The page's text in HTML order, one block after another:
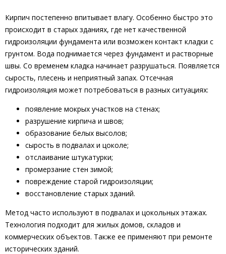
Кирпич постепенно впитывает влагу. Особенно быстро это
происходит в старых зданиях, где нет качественной
гидроизоляции фундамента или возможен контакт кладки с
грунтом. Вода поднимается через фундамент и растворные
швы. Со временем кладка начинает разрушаться. Появляется
сырость, плесень и неприятный запах. Отсечная
гидроизоляция может потребоваться в разных ситуациях:
появление мокрых участков на стенах;
разрушение кирпича и швов;
образование белых высолов;
сырость в подвалах и цоколе;
отслаивание штукатурки;
промерзание стен зимой;
повреждение старой гидроизоляции;
восстановление старых зданий.
Метод часто используют в подвалах и цокольных этажах.
Технология подходит для жилых домов, складов и
коммерческих объектов. Также ее применяют при ремонте
исторических зданий.